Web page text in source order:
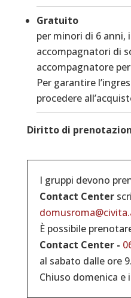
Gratuito
per minori di 6 anni,
accompagnatori di
accompagnatore
Per garantire
procedere
Diritto di
I gruppi devono
Contact Center
È possibile
Contact Center -
al sabato dalle ore
Chiuso domenica e